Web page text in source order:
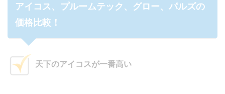
アイコス、プルームテック、グロー、パルズの
価格比較！
天下のアイコスが一番高い